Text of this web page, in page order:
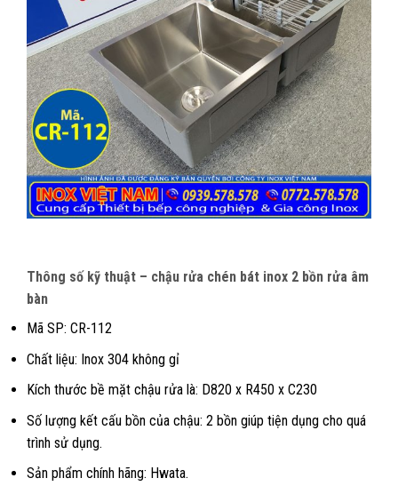
Thông số kỹ thuật – chậu rửa chén bát inox 2 bồn rửa âm
bàn
Mã SP: CR-112
Chất liệu: Inox 304 không gỉ
Kích thước bề mặt chậu rửa là: D820 x R450 x C230
Số lượng kết cấu bồn của chậu: 2 bồn giúp tiện dụng cho quá
trình sử dụng.
Sản phẩm chính hãng: Hwata.